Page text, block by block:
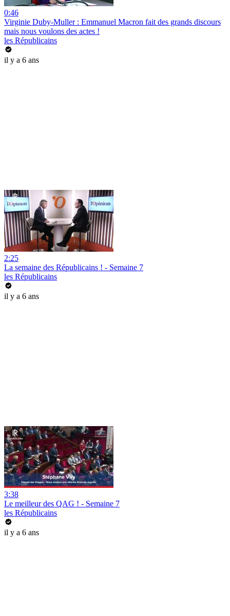
0:46
Virginie Duby-Muller : Emmanuel Macron fait des grands discours
mais nous voulons des actes !
les Républicains
il y a 6 ans
2:25
La semaine des Républicains ! - Semaine 7
les Républicains
il y a 6 ans
3:38
Le meilleur des QAG ! - Semaine 7
les Républicains
il y a 6 ans